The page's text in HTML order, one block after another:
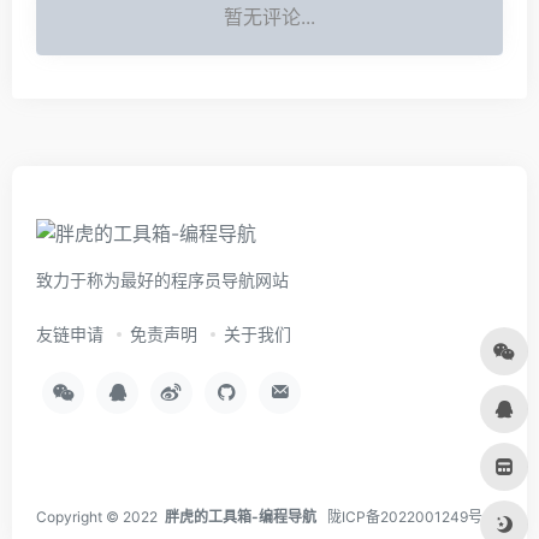
暂无评论...
致力于称为最好的程序员导航网站
友链申请 免责声明 关于我们
Copyright © 2022 胖虎的工具箱-编程导航 陇ICP备2022001249号